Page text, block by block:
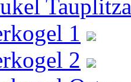
1
2